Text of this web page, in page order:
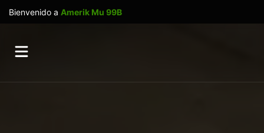
Bienvenido a Amerik Mu 99B